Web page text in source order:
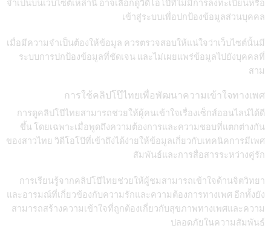
จำเป็นบนเว็บไซต์เหล่านี้ อาจเลือกดูวิดีโอโป๊ที่ไม่มีการลงทะเบียนหรือ
เข้าสู่ระบบเพื่อปกป้องข้อมูลส่วนบุคคล
เมื่อมีความจำเป็นต้องให้ข้อมูล ควรตรวจสอบให้แน่ใจว่าเว็บไซต์นั้นมี
ระบบการปกป้องข้อมูลที่ชัดเจน และไม่เผยแพร่ข้อมูลไปยังบุคคลที่
สาม
การใช้คลิปโป๊ไทยเพื่อพัฒนาความเข้าใจทางเพศ
การดูคลิปโป๊ไทยสามารถช่วยให้ผู้คนเข้าใจเรื่องเซ็กส์ออนไลน์ได้ดี
ขึ้น โดยเฉพาะเมื่อพูดถึงความต้องการและความชอบที่แตกต่างกัน
ของสาวไทย วิดีโอโป๊ที่เข้าถึงได้ง่ายให้ข้อมูลเกี่ยวกับเทคนิคการมีเพศ
สัมพันธ์และการสื่อสารระหว่างคู่รัก
การเรียนรู้จากคลิปโป๊ไทยช่วยให้ผู้ชมสามารถเข้าใจด้านจิตวิทยา
และอารมณ์ที่เกี่ยวข้องกับความรักและความต้องการทางเพศ อีกทั้งยัง
สามารถสร้างความเข้าใจที่ถูกต้องเกี่ยวกับสุขภาพทางเพศและความ
ปลอดภัยในความสัมพันธ์